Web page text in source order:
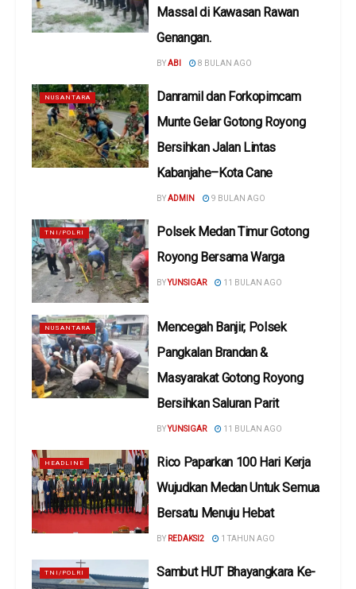
Massal di Kawasan Rawan
Genangan.
BYABI 8 BULAN AGO
NUSANTARA
Danramil dan Forkopimcam
Munte Gelar Gotong Royong
Bersihkan Jalan Lintas
Kabanjahe–Kota Cane
BYADMIN 9 BULAN AGO
TNI/POLRI
Polsek Medan Timur Gotong
Royong Bersama Warga
BYYUNSIGAR 11 BULAN AGO
NUSANTARA
Mencegah Banjir, Polsek
Pangkalan Brandan &
Masyarakat Gotong Royong
Bersihkan Saluran Parit
BYYUNSIGAR 11 BULAN AGO
HEADLINE
Rico Paparkan 100 Hari Kerja
Wujudkan Medan Untuk Semua
Bersatu Menuju Hebat
BY REDAKSI2 1 TAHUN AGO
TNI/POLRI
Sambut HUT Bhayangkara Ke-